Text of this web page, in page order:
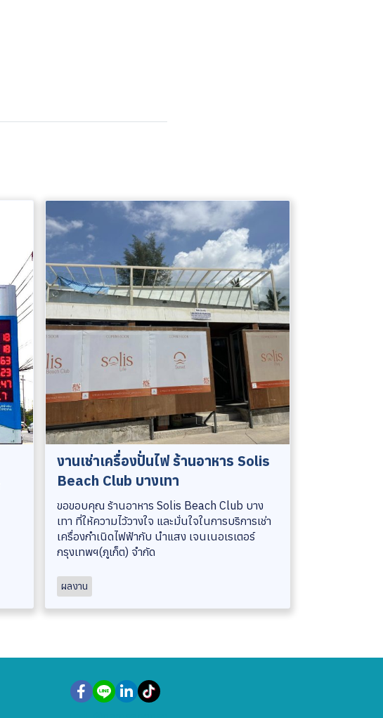
งานเช่าเครื่องปั่นไฟ ร้านอาหาร Solis
Beach Club บางเทา
ขอขอบคุณ ร้านอาหาร Solis Beach Club บาง
เทา ที่ให้ความไว้วางใจ และมั่นใจในการบริการเช่า
เครื่องกำเนิดไฟฟ้ากับ นำแสง เจนเนอเรเตอร์
กรุงเทพฯ(ภูเก็ต) จำกัด
ผลงาน